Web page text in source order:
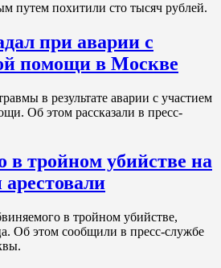
путем похитили сто тысяч рублей.
при аварии с
помощи в Москве
в результате аварии с участием
Об этом рассказали в пресс-
в тройном убийстве на
в тройном убийстве,
Об этом сообщили в пресс-службе